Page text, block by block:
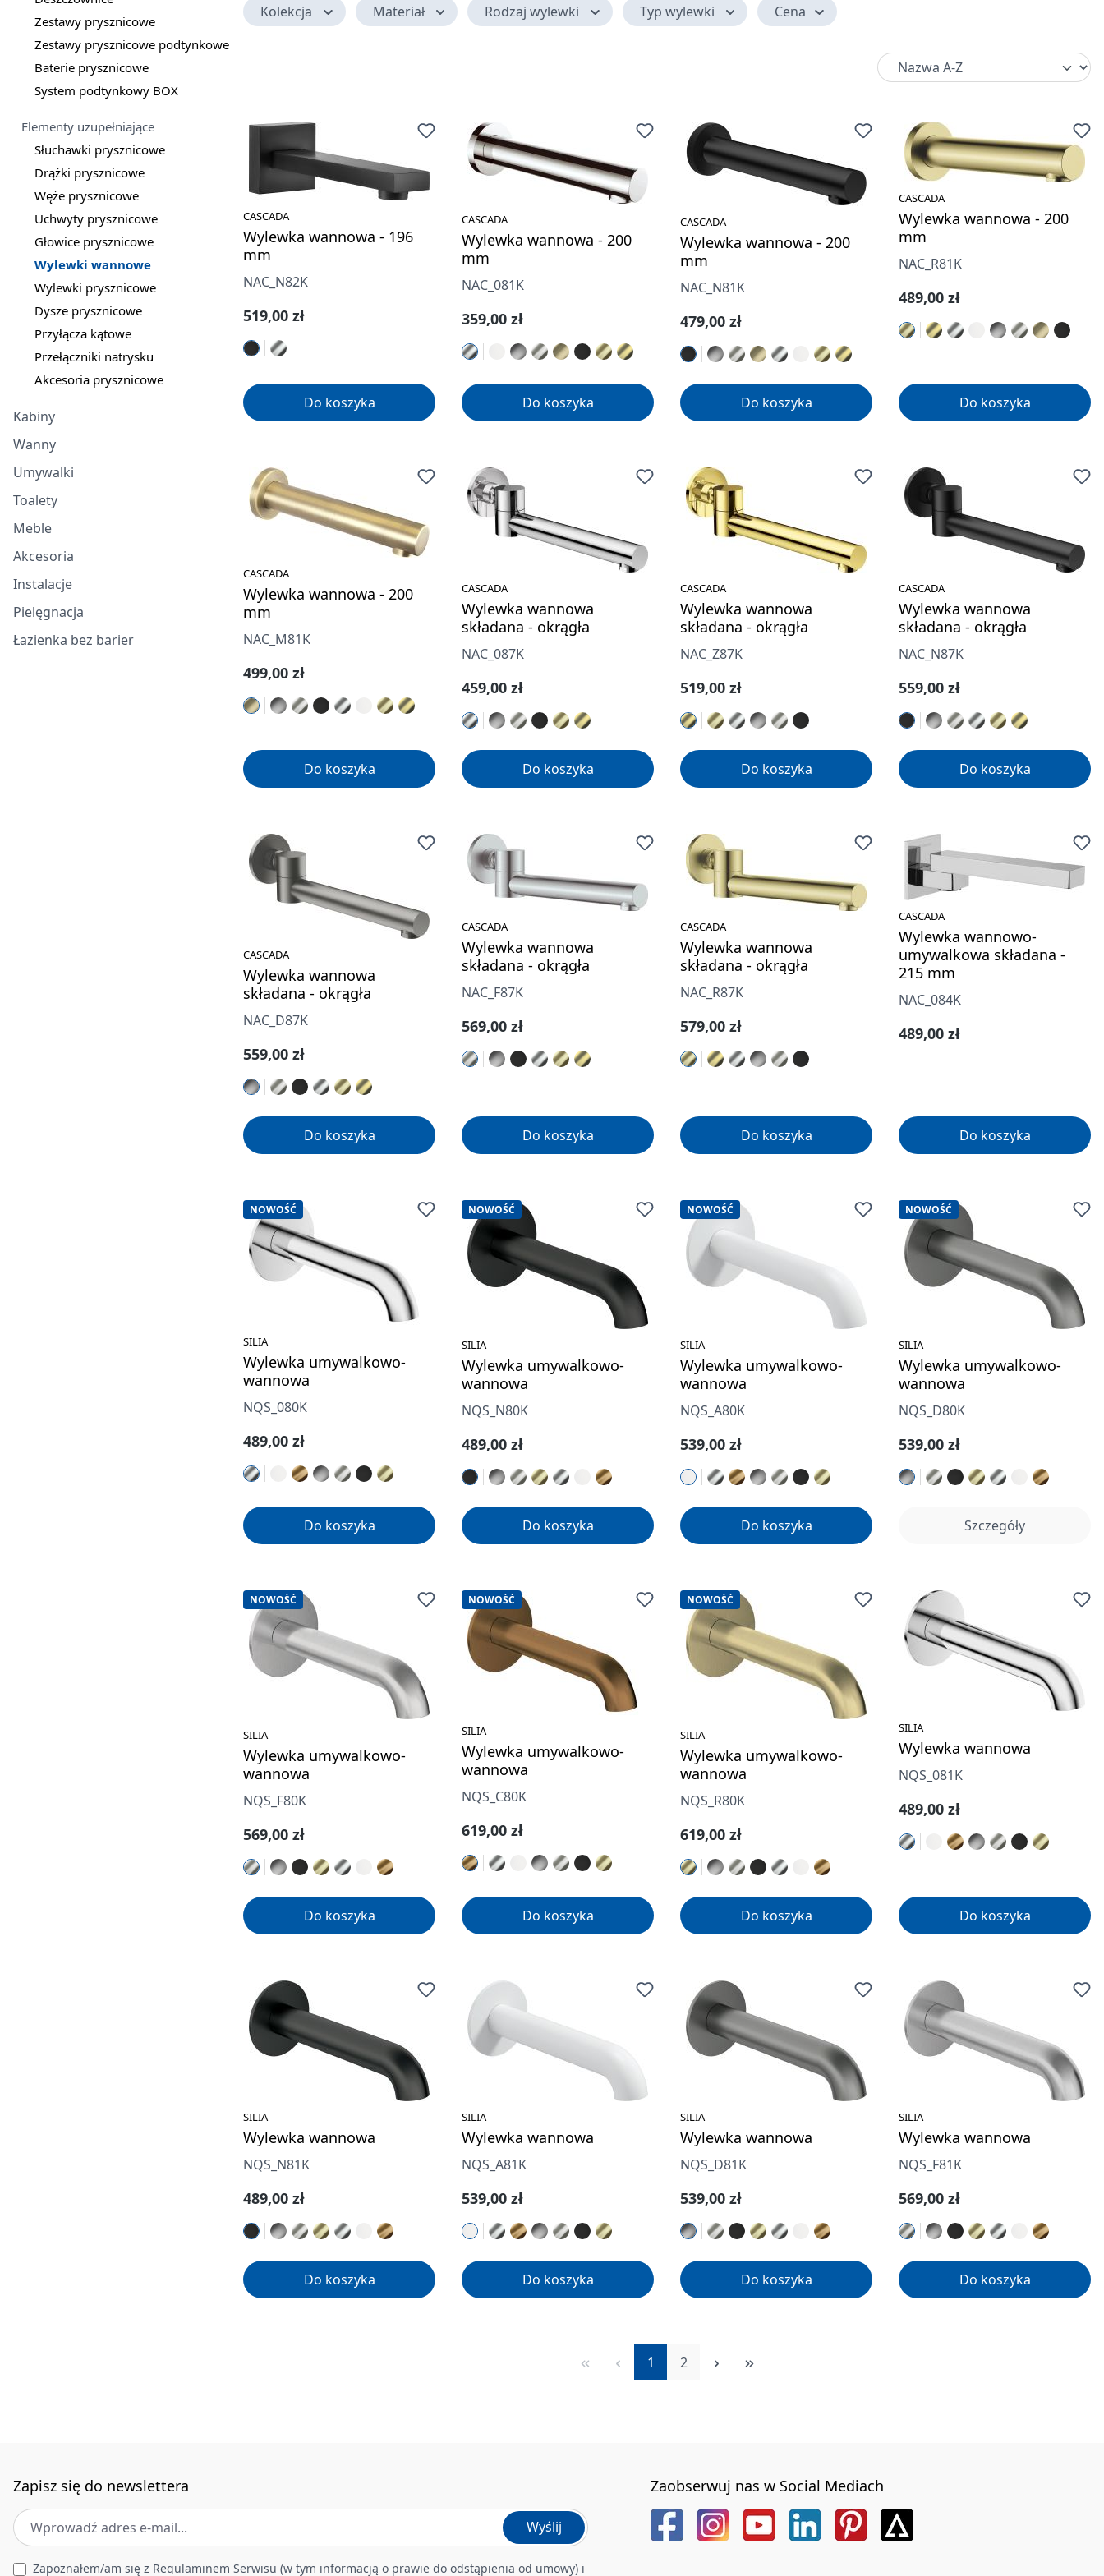
Zestawy prysznicowe
Zestawy prysznicowe podtynkowe
Baterie prysznicowe
System podtynkowy BOX
Elementy uzupełniające
Słuchawki prysznicowe
Drążki prysznicowe
Węże prysznicowe
Uchwyty prysznicowe
Głowice prysznicowe
Wylewki wannowe
Wylewki prysznicowe
Dysze prysznicowe
Przyłącza kątowe
Przełączniki natrysku
Akcesoria prysznicowe
Kabiny
Wanny
Umywalki
Toalety
Meble
Akcesoria
Instalacje
Pielęgnacja
Łazienka bez barier
Kolekcja Materiał Rodzaj wylewki Typ wylewki Cena
CASCADA
Wylewka wannowa - 196
mm
NAC_N82K
Cena regularna:
519,00 zł
Do koszyka
CASCADA
Wylewka wannowa - 200
mm
NAC_081K
Cena regularna:
359,00 zł
Do koszyka
CASCADA
Wylewka wannowa - 200
mm
NAC_N81K
Cena regularna:
479,00 zł
Do koszyka
CASCADA
Wylewka wannowa - 200
mm
NAC_R81K
Cena regularna:
489,00 zł
Do koszyka
CASCADA
Wylewka wannowa - 200
mm
NAC_M81K
Cena regularna:
499,00 zł
Do koszyka
CASCADA
Wylewka wannowa
składana - okrągła
NAC_087K
Cena regularna:
459,00 zł
Do koszyka
CASCADA
Wylewka wannowa
składana - okrągła
NAC_Z87K
Cena regularna:
519,00 zł
Do koszyka
CASCADA
Wylewka wannowa
składana - okrągła
NAC_N87K
Cena regularna:
559,00 zł
Do koszyka
CASCADA
Wylewka wannowa
składana - okrągła
NAC_D87K
Cena regularna:
559,00 zł
Do koszyka
CASCADA
Wylewka wannowa
składana - okrągła
NAC_F87K
Cena regularna:
569,00 zł
Do koszyka
CASCADA
Wylewka wannowa
składana - okrągła
NAC_R87K
Cena regularna:
579,00 zł
Do koszyka
CASCADA
Wylewka wannowo-
umywalkowa składana -
215 mm
NAC_084K
Cena regularna:
489,00 zł
Do koszyka
NOWOŚĆ
SILIA
Wylewka umywalkowo-
wannowa
NQS_080K
Cena regularna:
489,00 zł
Do koszyka
NOWOŚĆ
SILIA
Wylewka umywalkowo-
wannowa
NQS_N80K
Cena regularna:
489,00 zł
Do koszyka
NOWOŚĆ
SILIA
Wylewka umywalkowo-
wannowa
NQS_A80K
Cena regularna:
539,00 zł
Do koszyka
NOWOŚĆ
SILIA
Wylewka umywalkowo-
wannowa
NQS_D80K
Cena regularna:
539,00 zł
Szczegóły
NOWOŚĆ
SILIA
Wylewka umywalkowo-
wannowa
NQS_F80K
Cena regularna:
569,00 zł
Do koszyka
NOWOŚĆ
SILIA
Wylewka umywalkowo-
wannowa
NQS_C80K
Cena regularna:
619,00 zł
Do koszyka
NOWOŚĆ
SILIA
Wylewka umywalkowo-
wannowa
NQS_R80K
Cena regularna:
619,00 zł
Do koszyka
SILIA
Wylewka wannowa
NQS_081K
Cena regularna:
489,00 zł
Do koszyka
SILIA
Wylewka wannowa
NQS_N81K
Cena regularna:
489,00 zł
Do koszyka
SILIA
Wylewka wannowa
NQS_A81K
Cena regularna:
539,00 zł
Do koszyka
SILIA
Wylewka wannowa
NQS_D81K
Cena regularna:
539,00 zł
Do koszyka
SILIA
Wylewka wannowa
NQS_F81K
Cena regularna:
569,00 zł
Do koszyka
Strona
1 Strona
2
Zapisz się do newslettera
Adres e-mail *
Wyślij
Leave this field empty
Zapoznałem/am się z Regulaminem Serwisu (w tym informacją o prawie do odstąpienia od umowy) i
Zaobserwuj nas w Social Mediach